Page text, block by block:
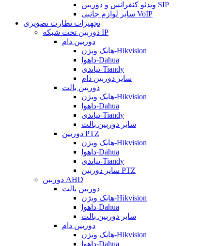
ویدئو کنفرانس و دوربین SIP
سایر لوازم جانبی VoIP
تجهیزات نظارت تصویری
دوربین تحت شبکه IP
دوربین دام
هایک ویژن-Hikvision
داهوا-Dahua
تیاندی-Tiandy
سایر دوربین دام
دوربین بالت
هایک ویژن-Hikvision
داهوا-Dahua
تیاندی-Tiandy
سایر دوربین بالت
دوربین PTZ
هایک ویژن-Hikvision
داهوا-Dahua
تیاندی-Tiandy
سایر دوربین PTZ
دوربین AHD
دوربین بالت
هایک ویژن-Hikvision
داهوا-Dahua
سایر دوربین بالت
دوربین دام
هایک ویژن-Hikvision
داهوا-Dahua